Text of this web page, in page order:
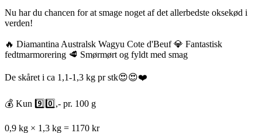
Nu har du chancen for at smage noget af det allerbedste oksekød i
verden!
🔥 Diamantina Australsk Wagyu Cote d'Beuf 💎 Fantastisk
fedtmarmorering 🥩 Smørmørt og fyldt med smag
De skåret i ca 1,1-1,3 kg pr stk😍😍❤️
💰 Kun 9️⃣0️⃣,- pr. 100 g
0,9 kg × 1,3 kg = 1170 kr